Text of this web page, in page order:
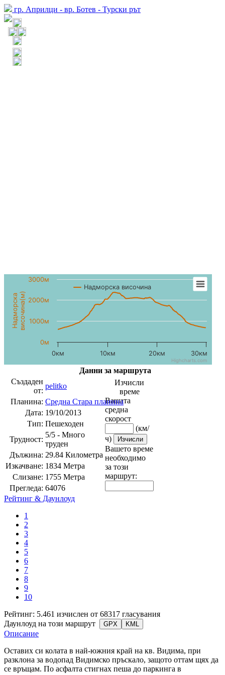
гр. Априлци - вр. Ботев - Турски рът
Надморскависочина(м)
Надморска височина
0км 10км 20км 30км
0м
1000м
2000м
3000м
Highcharts.com
Данни за маршрута
Създаден
от:
pelitko
Изчисли
време
Вашата
средна
скорост
(км/
ч)
Вашето време
необходимо
за този
маршрут:
Планина: Средна Стара планина
Дата: 19/10/2013
Тип: Пешеходен
Трудност:
5/5 - Много
труден
Дължина: 29.84 Километра
Изкачване: 1834 Метра
Слизане: 1755 Метра
Прегледа: 64076
Рейтинг & Даунлоуд
1
2
3
4
5
6
7
8
9
10
Рейтинг: 5.461 изчислен от 68317 гласувания
Даунлоуд на този маршрут
GPX KML
Описание
Оставих си колата в най-южния край на кв. Видима, при
разклона за водопад Видимско пръскало, защото оттам щях да
се връщам. По асфалта стигнах пеша до паркинга в